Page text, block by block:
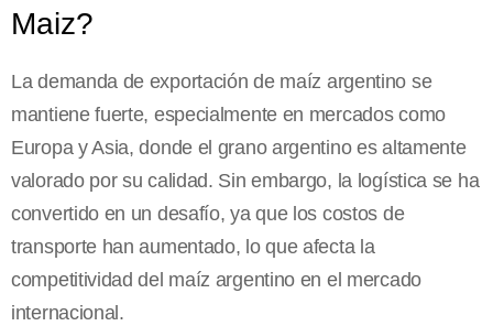
Maiz?
La demanda de exportación de maíz argentino se
mantiene fuerte, especialmente en mercados como
Europa y Asia, donde el grano argentino es altamente
valorado por su calidad. Sin embargo, la logística se ha
convertido en un desafío, ya que los costos de
transporte han aumentado, lo que afecta la
competitividad del maíz argentino en el mercado
internacional.